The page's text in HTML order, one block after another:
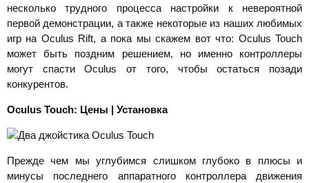
несколько трудного процесса настройки к невероятной
первой демонстрации, а также некоторые из наших любимых
игр на Oculus Rift, а пока мы скажем вот что: Oculus Touch
может быть поздним решением, но именно контроллеры
могут спасти Oculus от того, чтобы остаться позади
конкурентов.
Oculus Touch: Цены | Установка
Прежде чем мы углубимся слишком глубоко в плюсы и
минусы последнего аппаратного контроллера движения